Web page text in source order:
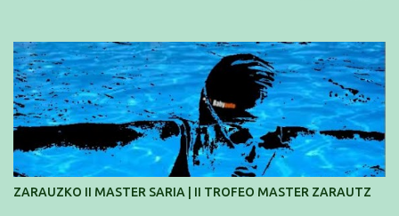
próxima cita. Para empezar, el 13 de julio, Manu Santos participó en la
XXXVIII. Travesía a nado de Ondarroa y recorrió una distancia de 1600
metros en 28 minutos y 30 segundos. Al día siguiente, Manu Santos y su
compañero Asier Gorostegi participaron en la V. San Antón Bira. En esta
travesía se realiza un recorrido desde la playa de Gaztetape hasta la playa
de Malkorbe, pero debido al estado del mar de aquel día, la organización
decidió hacerlo en el interior de la bahía de la playa de Malkorbe. Así,
Asier completó el recorrido en 29 minutos y 30 segundos, c...
ZARAUZKO II MASTER SARIA | II TROFEO MASTER ZARAUTZ